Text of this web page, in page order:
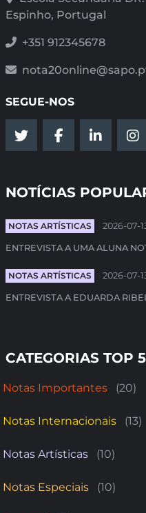
Espinho, Portugal
+351 912345678
SEGUE-NOS
NOTÍCIAS
NOTAS ARTÍSTICAS 2026-07-
ENTREVISTA A UMA ALUNA
NOTAS ARTÍSTICAS 2026-07-
ENTREVISTA A EDUARDA
CATEGORIAS TOP 5
Notas Importantes (20)
Notas Internacionais (13)
Notas Artísticas (10)
Notas Especiais (10)